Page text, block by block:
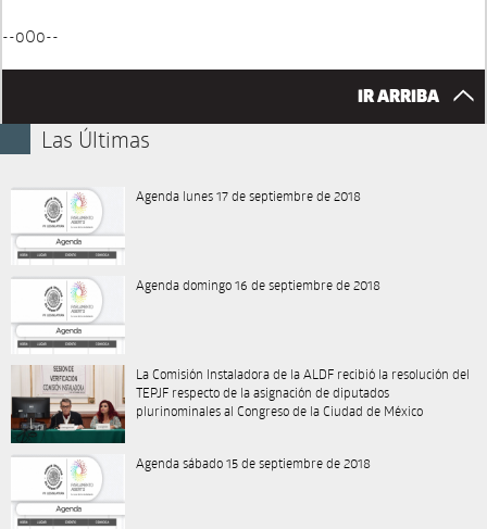
--o0o--
IR ARRIBA
Las Últimas
Agenda lunes 17 de septiembre de 2018
Agenda domingo 16 de septiembre de 2018
La Comisión Instaladora de la ALDF recibió la resolución del
TEPJF respecto de la asignación de diputados
plurinominales al Congreso de la Ciudad de México
Agenda sábado 15 de septiembre de 2018